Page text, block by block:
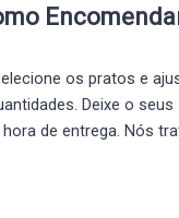
os pratos e
Deixe o seus
de entrega. Nós